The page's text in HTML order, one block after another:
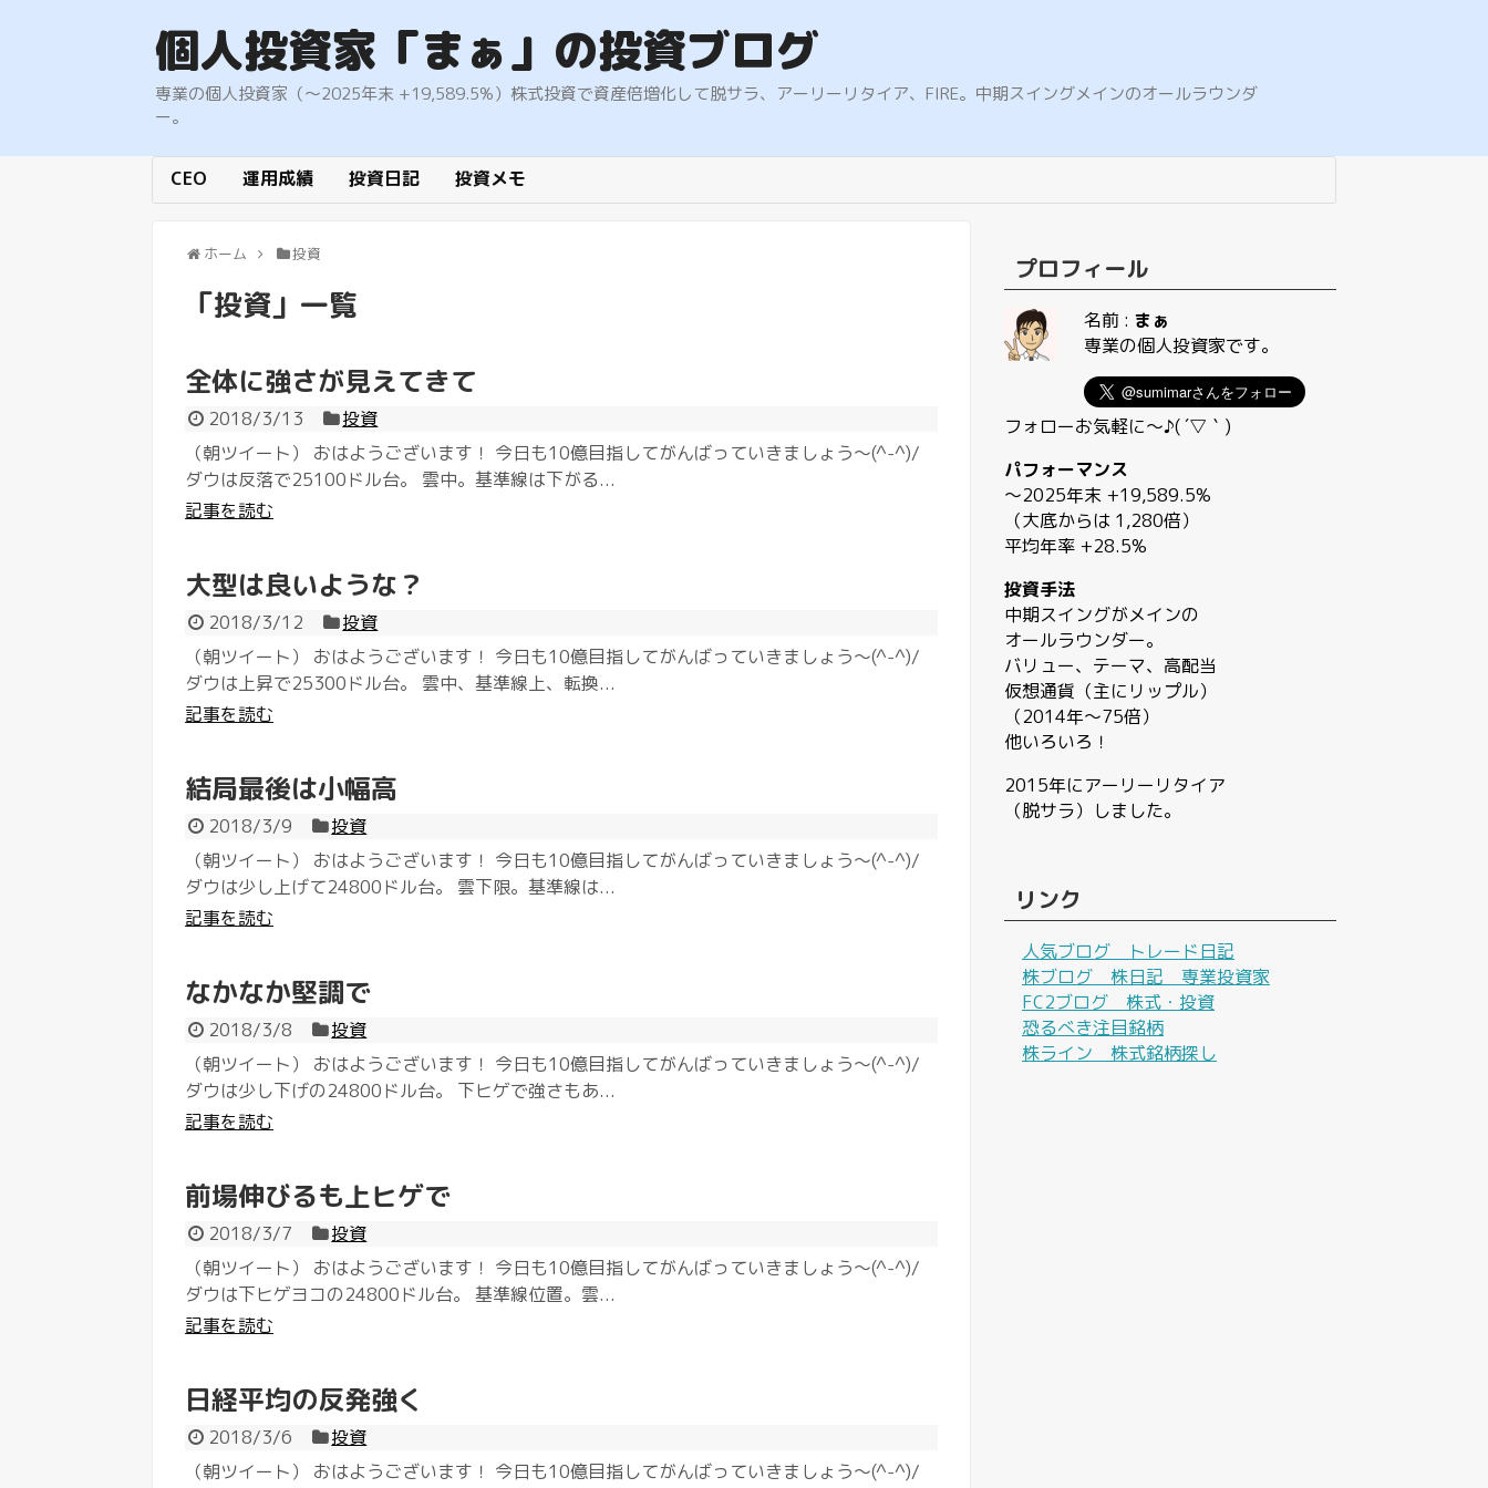
個人投資家「まぁ」の投資ブログ
専業の個人投資家（〜2025年末 +19,589.5%）株式投資で資産倍増化して脱サラ、アーリーリタイア、FIRE。中期スイングメインのオールラウンダ
ー。
CEO 運用成績 投資日記 投資メモ
ホーム 投資
「投資 」 一覧
全体に強さが見えてきて
2018/3/13
投資
（朝ツイート） おはようございます！ 今日も10億目指してがんばっていきましょう〜(^-^)/
ダウは反落で25100ドル台。 雲中。基準線は下がる...
記事を読む
大型は良いような？
2018/3/12
投資
（朝ツイート） おはようございます！ 今日も10億目指してがんばっていきましょう〜(^-^)/
ダウは上昇で25300ドル台。 雲中、基準線上、転換...
記事を読む
結局最後は小幅高
2018/3/9
投資
（朝ツイート） おはようございます！ 今日も10億目指してがんばっていきましょう〜(^-^)/
ダウは少し上げて24800ドル台。 雲下限。基準線は...
記事を読む
なかなか堅調で
2018/3/8
投資
（朝ツイート） おはようございます！ 今日も10億目指してがんばっていきましょう〜(^-^)/
ダウは少し下げの24800ドル台。 下ヒゲで強さもあ...
記事を読む
前場伸びるも上ヒゲで
2018/3/7
投資
（朝ツイート） おはようございます！ 今日も10億目指してがんばっていきましょう〜(^-^)/
ダウは下ヒゲヨコの24800ドル台。 基準線位置。雲...
記事を読む
日経平均の反発強く
2018/3/6
投資
（朝ツイート） おはようございます！ 今日も10億目指してがんばっていきましょう〜(^-^)/
プロフィール
名前 : まぁ
専業の個人投資家です。
フォローお気軽に〜♪( ´▽｀)
パフォーマンス
〜2025年末 +19,589.5%
（大底からは 1,280倍）
平均年率 +28.5%
投資手法
中期スイングがメインの
オールラウンダー。
バリュー、テーマ、高配当
仮想通貨（主にリップル）
（2014年〜75倍）
他いろいろ！
2015年にアーリーリタイア
（脱サラ）しました。
リンク
人気ブログ トレード日記
株ブログ 株日記 専業投資家
FC2ブログ 株式・投資
恐るべき注目銘柄
株ライン 株式銘柄探し